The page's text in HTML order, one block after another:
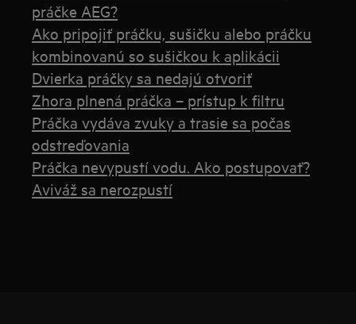
práčke AEG?
Ako pripojiť práčku, sušičku alebo práčku
kombinovanú so sušičkou k aplikácii
Dvierka práčky sa nedajú otvoriť
Zhora plnená práčka – prístup k filtru
Práčka vydáva zvuky a trasie sa počas
odstreďovania
Práčka nevypustí vodu. Ako postupovať?
Aviváž sa nerozpustí